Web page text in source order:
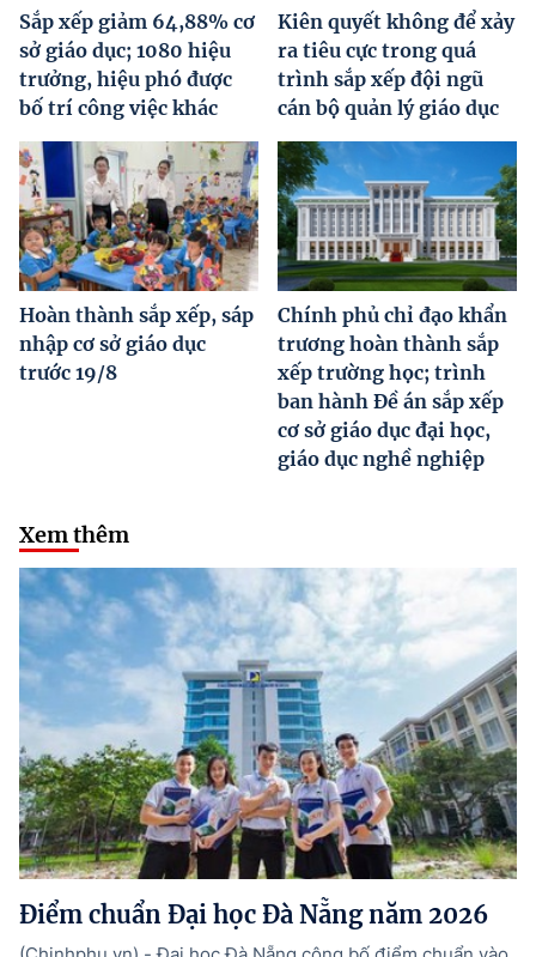
Sắp xếp giảm 64,88% cơ
sở giáo dục; 1080 hiệu
trưởng, hiệu phó được
bố trí công việc khác
Kiên quyết không để xảy
ra tiêu cực trong quá
trình sắp xếp đội ngũ
cán bộ quản lý giáo dục
Hoàn thành sắp xếp, sáp
nhập cơ sở giáo dục
trước 19/8
Chính phủ chỉ đạo khẩn
trương hoàn thành sắp
xếp trường học; trình
ban hành Đề án sắp xếp
cơ sở giáo dục đại học,
giáo dục nghề nghiệp
Xem thêm
Điểm chuẩn Đại học Đà Nẵng năm 2026